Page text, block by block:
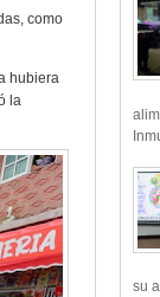
como
hubiera
la
su